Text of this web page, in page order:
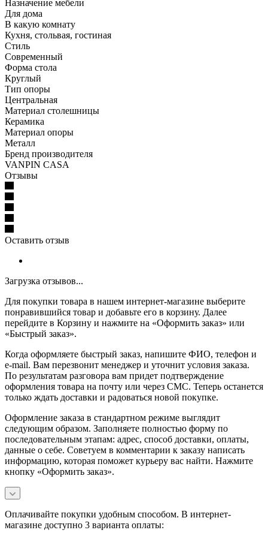
Назначение мебели
Для дома
В какую комнату
Кухня, стольвая, гостиная
Стиль
Современный
Форма стола
Круглый
Тип опоры
Центральная
Материал столешницы
Керамика
Материал опоры
Металл
Бренд производителя
VANPIN CASA
Отзывы
Оставить отзыв
Загрузка отзывов...
Для покупки товара в нашем интернет-магазине выберите
понравившийся товар и добавьте его в корзину. Далее
перейдите в Корзину и нажмите на «Оформить заказ» или
«Быстрый заказ».
Когда оформляете быстрый заказ, напишите ФИО, телефон и
e-mail. Вам перезвонит менеджер и уточнит условия заказа.
По результатам разговора вам придет подтверждение
оформления товара на почту или через СМС. Теперь останется
только ждать доставки и радоваться новой покупке.
Оформление заказа в стандартном режиме выглядит
следующим образом. Заполняете полностью форму по
последовательным этапам: адрес, способ доставки, оплаты,
данные о себе. Советуем в комментарии к заказу написать
информацию, которая поможет курьеру вас найти. Нажмите
кнопку «Оформить заказ».
Оплачивайте покупки удобным способом. В интернет-
магазине доступно 3 варианта оплаты: